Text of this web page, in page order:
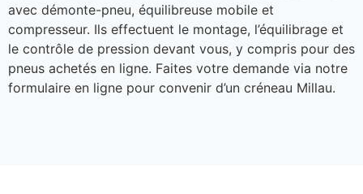
avec démonte-pneu, équilibreuse mobile et
compresseur. Ils effectuent le montage, l’équilibrage et
le contrôle de pression devant vous, y compris pour des
pneus achetés en ligne. Faites votre demande via notre
formulaire en ligne pour convenir d’un créneau Millau.